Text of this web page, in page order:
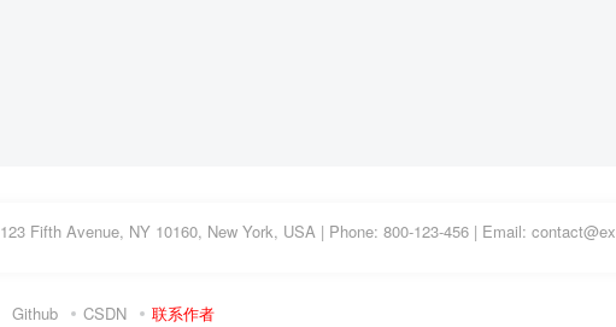
123 Fifth Avenue, NY 10160, New York, USA | Phone: 800-123-456 | Email:
Github CSDN 联系作者